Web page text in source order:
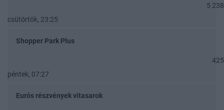
5 238
csütörtök, 23:25
Shopper Park Plus
425
péntek, 07:27
Eurós részvények vitasarok